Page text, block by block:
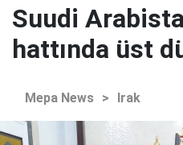
Suudi
hattında üst
Mepa News > Irak